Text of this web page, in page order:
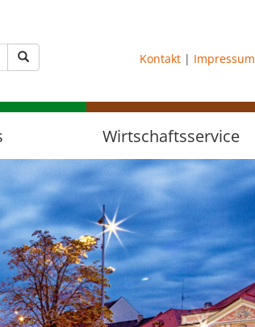
Kontakt | Impressum
Wirtschaftsservice